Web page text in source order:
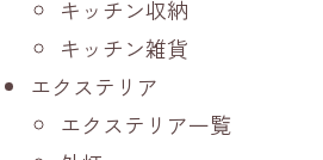
キッチン収納
キッチン雑貨
エクステリア
エクステリア一覧